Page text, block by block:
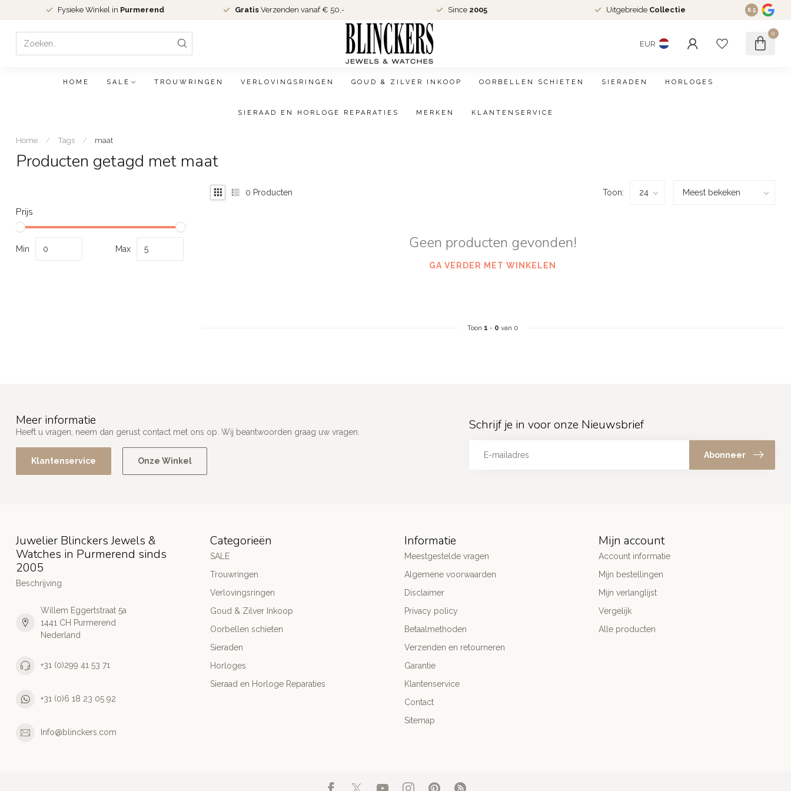
Fysieke Winkel in Purmerend GratisVerzenden vanaf € 50,- Since 2005 Uitgebreide Collectie 8.5
EUR
0
HOME SALE TROUWRINGEN VERLOVINGSRINGEN GOUD & ZILVER INKOOP OORBELLEN SCHIETEN SIERADEN HORLOGES
SIERAAD EN HORLOGE REPARATIES MERKEN KLANTENSERVICE
Home / Tags / maat
Producten getagd met maat
Prijs
Min Max
0 Producten Toon:
Geen producten gevonden!
GA VERDER MET WINKELEN
Toon 1 - 0 van 0
Meer informatie
Heeft u vragen, neem dan gerust contact met ons op. Wij beantwoorden graag uw vragen.
Klantenservice Onze Winkel
Schrijf je in voor onze Nieuwsbrief
Abonneer
Juwelier Blinckers Jewels &
Watches in Purmerend sinds
2005
Beschrijving
Willem Eggertstraat 5a
1441 CH Purmerend
Nederland
+31 (0)299 41 53 71
+31 (0)6 18 23 05 92
Info@blinckers.com
Categorieën
SALE
Trouwringen
Verlovingsringen
Goud & Zilver Inkoop
Oorbellen schieten
Sieraden
Horloges
Sieraad en Horloge Reparaties
Informatie
Meestgestelde vragen
Algemene voorwaarden
Disclaimer
Privacy policy
Betaalmethoden
Verzenden en retourneren
Garantie
Klantenservice
Contact
Sitemap
Mijn account
Account informatie
Mijn bestellingen
Mijn verlanglijst
Vergelijk
Alle producten